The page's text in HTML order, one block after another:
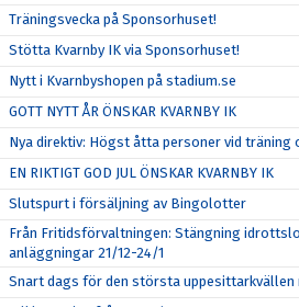
Träningsvecka på Sponsorhuset!
Stötta Kvarnby IK via Sponsorhuset!
Nytt i Kvarnbyshopen på stadium.se
GOTT NYTT ÅR ÖNSKAR KVARNBY IK
Nya direktiv: Högst åtta personer vid träning
EN RIKTIGT GOD JUL ÖNSKAR KVARNBY IK
Slutspurt i försäljning av Bingolotter
Från Fritidsförvaltningen: Stängning
anläggningar 21/12-24/1
Snart dags för den största uppesittarkvällen